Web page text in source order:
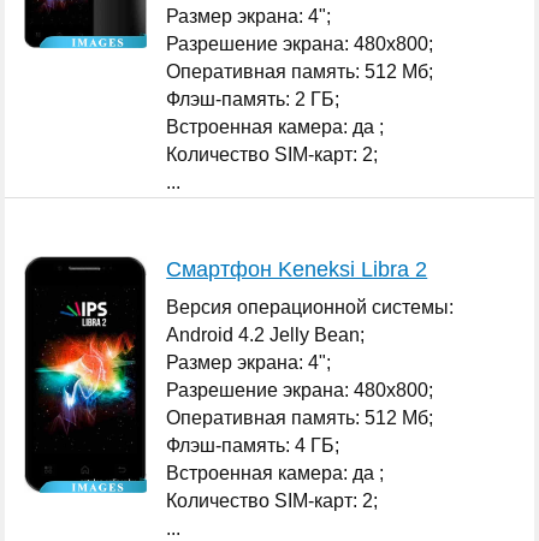
Размер экрана: 4";
Разрешение экрана: 480x800;
Оперативная память: 512 Мб;
Флэш-память: 2 ГБ;
Встроенная камера: да ;
Количество SIM-карт: 2;
...
Смартфон Keneksi Libra 2
Версия операционной системы:
Android 4.2 Jelly Bean;
Размер экрана: 4";
Разрешение экрана: 480x800;
Оперативная память: 512 Мб;
Флэш-память: 4 ГБ;
Встроенная камера: да ;
Количество SIM-карт: 2;
...